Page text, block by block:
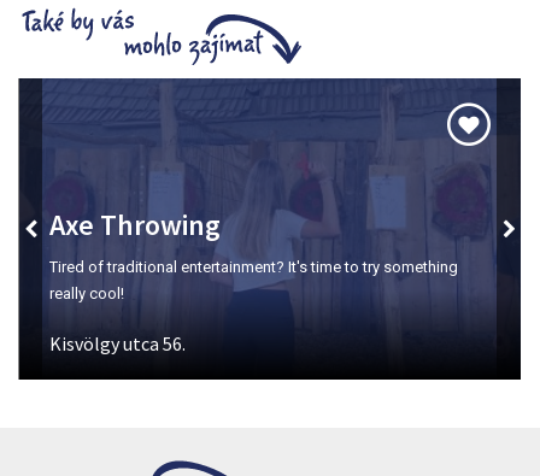
Axe Throwing
Tired of traditional entertainment? It's time to try something
really cool!
Kisvölgy utca 56.